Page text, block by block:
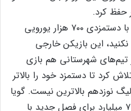
حفظ کرد.
در لیگ ایران بازیکنی حضور دارد که با دستمزدی ۷۰۰ هزار یورویی
این بازیکن خارجی
شهرستانی هم بازی
کرد تا دستمزد خود را بالاتر
نوزدهم بالاترین نیست. گویا
دروازه‌بان تیم ملی با رقمی در حدود ۷ میلیارد برای فصل جدید با